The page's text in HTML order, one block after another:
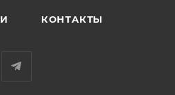
КОНТАКТЫ